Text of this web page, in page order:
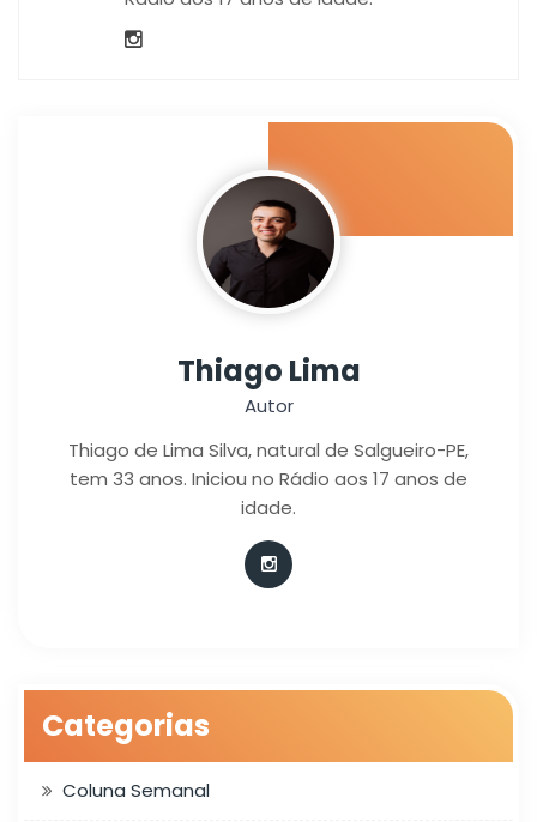
Thiago Lima
Autor
Thiago de Lima Silva, natural de Salgueiro-PE,
tem 33 anos. Iniciou no Rádio aos 17 anos de
idade.
Categorias
Coluna Semanal